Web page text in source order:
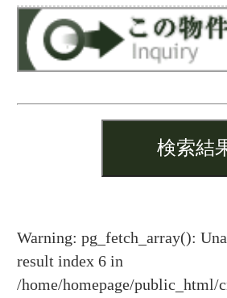
Warning: pg_fetch_array():
result index 6 in
/home/homepage/